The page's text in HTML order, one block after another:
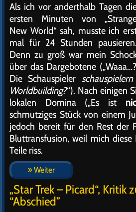
Als ich vor anderthalb Tagen
ersten Minuten von
New World“ sah, musste ich
mal für 24 Stunden pausieren.
Denn zu groß war mein
über das Dargebotene („Waaa…?
Die Schauspieler schauspielern
Worldbuilding?“). Nach einigen
lokalen Domina („Es ist
schmutziges Stück von einem
jedoch bereit für den Rest der
Bluttransfusion, weil mich diese
Teile riss.
Weiter
„Star Trek – Picard“, Kritik
“Abschied”